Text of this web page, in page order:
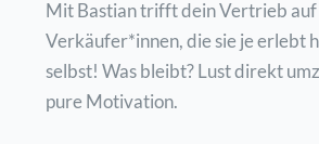
Mit Bastian trifft dein Vertrieb auf
Verkäufer*innen, die sie je erlebt
selbst! Was bleibt? Lust direkt
pure Motivation.